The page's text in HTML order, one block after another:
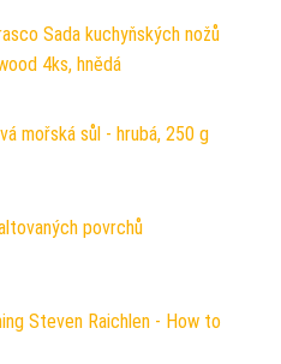
Sada kuchyňských nožů
4ks, hnědá
mořská sůl - hrubá, 250 g
povrchů
Steven Raichlen - How to